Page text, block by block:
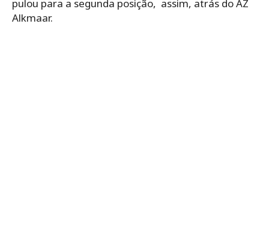
pulou para a segunda posição, assim, atrás do AZ
Alkmaar.